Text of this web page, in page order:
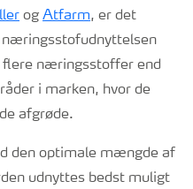
og Atfarm, er det
flere næringsstoffer end
i marken, hvor de
afgrøde.
den optimale mængde af
udnyttes bedst muligt